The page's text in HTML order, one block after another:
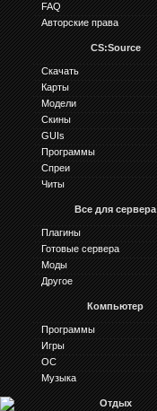
FAQ
Авторские права
CS:Source
Скачать
Карты
Модели
Скины
GUIs
Программы
Спреи
Читы
Все для сервера
Плагины
Готовые сервера
Моды
Другое
Компьютер
Программы
Игры
ОС
Музыка
Отдых